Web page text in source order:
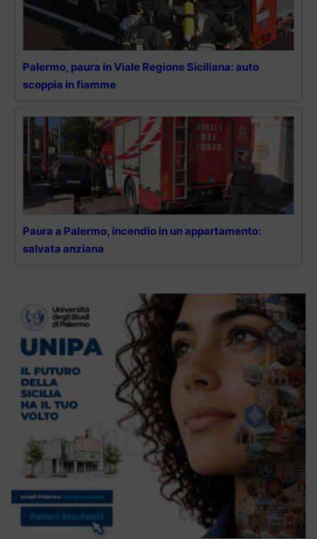
Palermo, paura in Viale Regione Siciliana: auto
scoppia in fiamme
Paura a Palermo, incendio in un appartamento:
salvata anziana